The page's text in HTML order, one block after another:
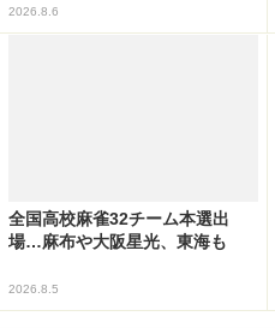
2026.8.6
全国高校麻雀32チーム本選出
場…麻布や大阪星光、東海も
2026.8.5